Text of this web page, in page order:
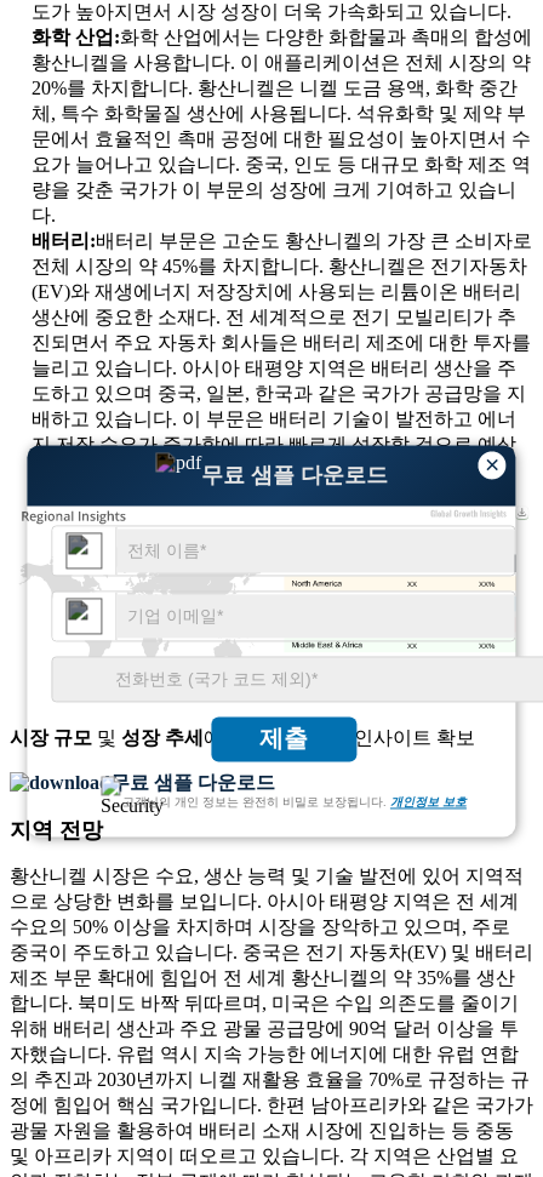
×
무료 샘플 다운로드
제출
고객님의 개인 정보는 완전히 비밀로 보장됩니다. 개인정보 보호
도가 높아지면서 시장 성장이 더욱 가속화되고 있습니다.
화학 산업:화학 산업에서는 다양한 화합물과 촉매의 합성에
황산니켈을 사용합니다. 이 애플리케이션은 전체 시장의 약
20%를 차지합니다. 황산니켈은 니켈 도금 용액, 화학 중간
체, 특수 화학물질 생산에 사용됩니다. 석유화학 및 제약 부
문에서 효율적인 촉매 공정에 대한 필요성이 높아지면서 수
요가 늘어나고 있습니다. 중국, 인도 등 대규모 화학 제조 역
량을 갖춘 국가가 이 부문의 성장에 크게 기여하고 있습니
다.
배터리:배터리 부문은 고순도 황산니켈의 가장 큰 소비자로
전체 시장의 약 45%를 차지합니다. 황산니켈은 전기자동차
(EV)와 재생에너지 저장장치에 사용되는 리튬이온 배터리
생산에 중요한 소재다. 전 세계적으로 전기 모빌리티가 추
진되면서 주요 자동차 회사들은 배터리 제조에 대한 투자를
늘리고 있습니다. 아시아 태평양 지역은 배터리 생산을 주
도하고 있으며 중국, 일본, 한국과 같은 국가가 공급망을 지
배하고 있습니다. 이 부문은 배터리 기술이 발전하고 에너
지 저장 수요가 증가함에 따라 빠르게 성장할 것으로 예상
XX%
XX
XX%
XX
시장 규모 및 성장 추세 에 대한 종합적인 인사이트 확보
무료 샘플 다운로드
지역 전망
황산니켈 시장은 수요, 생산 능력 및 기술 발전에 있어 지역적
으로 상당한 변화를 보입니다. 아시아 태평양 지역은 전 세계
수요의 50% 이상을 차지하며 시장을 장악하고 있으며, 주로
중국이 주도하고 있습니다. 중국은 전기 자동차(EV) 및 배터리
제조 부문 확대에 힘입어 전 세계 황산니켈의 약 35%를 생산
합니다. 북미도 바짝 뒤따르며, 미국은 수입 의존도를 줄이기
위해 배터리 생산과 주요 광물 공급망에 90억 달러 이상을 투
자했습니다. 유럽 ​​역시 지속 가능한 에너지에 대한 유럽 연합
의 추진과 2030년까지 니켈 재활용 효율을 70%로 규정하는 규
정에 힘입어 핵심 ​​국가입니다. 한편 남아프리카와 같은 국가가
광물 자원을 활용하여 배터리 소재 시장에 진입하는 등 중동
및 아프리카 지역이 떠오르고 있습니다. 각 지역은 산업별 요